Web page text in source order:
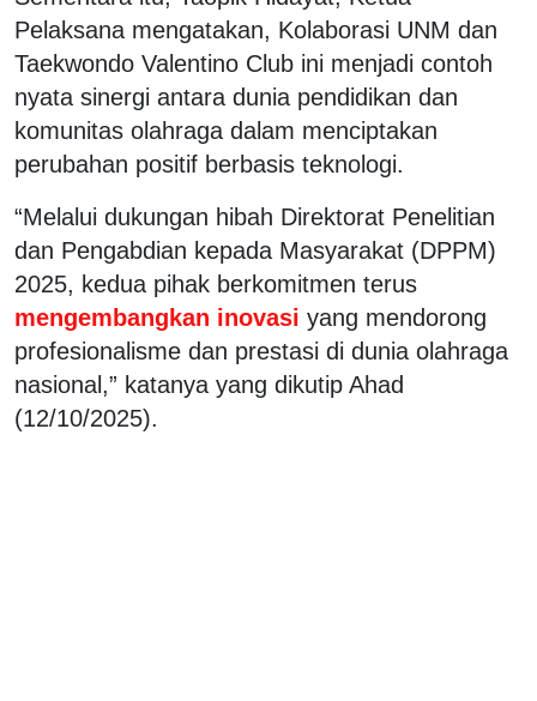
Pelaksana mengatakan, Kolaborasi UNM dan
Taekwondo Valentino Club ini menjadi contoh
nyata sinergi antara dunia pendidikan dan
komunitas olahraga dalam menciptakan
perubahan positif berbasis teknologi.
“Melalui dukungan hibah Direktorat Penelitian
dan Pengabdian kepada Masyarakat (DPPM)
2025, kedua pihak berkomitmen terus
mengembangkan inovasi yang mendorong
profesionalisme dan prestasi di dunia olahraga
nasional,” katanya yang dikutip Ahad
(12/10/2025).